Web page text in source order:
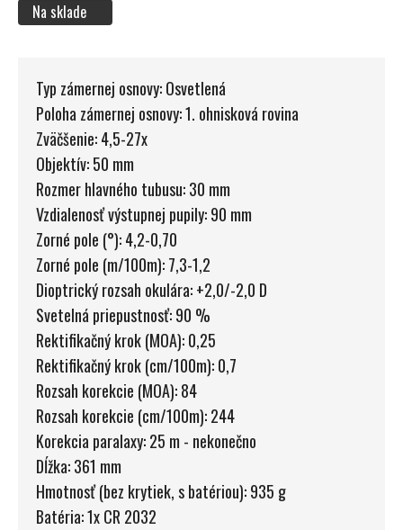
Na sklade
Typ zámernej osnovy: Osvetlená
Poloha zámernej osnovy: 1. ohnisková rovina
Zväčšenie: 4,5-27x
Objektív: 50 mm
Rozmer hlavného tubusu: 30 mm
Vzdialenosť výstupnej pupily: 90 mm
Zorné pole (°): 4,2-0,70
Zorné pole (m/100m): 7,3-1,2
Dioptrický rozsah okulára: +2,0/-2,0 D
Svetelná priepustnosť: 90 %
Rektifikačný krok (MOA): 0,25
Rektifikačný krok (cm/100m): 0,7
Rozsah korekcie (MOA): 84
Rozsah korekcie (cm/100m): 244
Korekcia paralaxy: 25 m - nekonečno
Dĺžka: 361 mm
Hmotnosť (bez krytiek, s batériou): 935 g
Batéria: 1x CR 2032